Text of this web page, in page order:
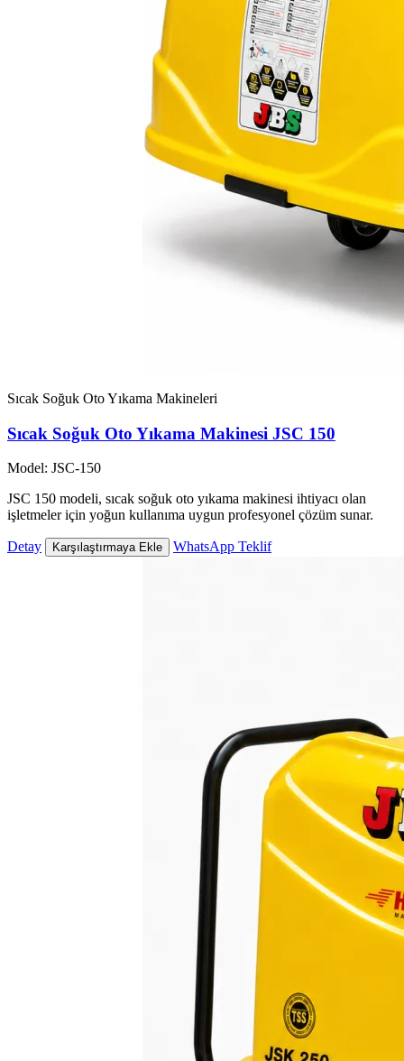
Sıcak Soğuk Oto Yıkama Makineleri
Sıcak Soğuk Oto Yıkama Makinesi JSC 150
Model: JSC-150
JSC 150 modeli, sıcak soğuk oto yıkama makinesi ihtiyacı olan
işletmeler için yoğun kullanıma uygun profesyonel çözüm sunar.
Detay Karşılaştırmaya Ekle WhatsApp Teklif